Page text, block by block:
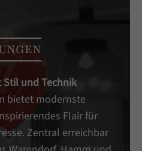
Stil und Technik
bietet modernste
Flair für
Zentral erreichbar